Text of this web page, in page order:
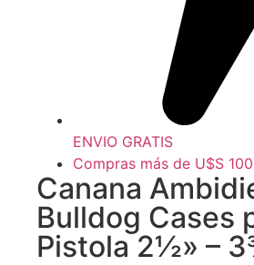
ENVIO GRATIS
Compras más de U$S 100
Canana
Bulldog Cases
Pistola 2½» –